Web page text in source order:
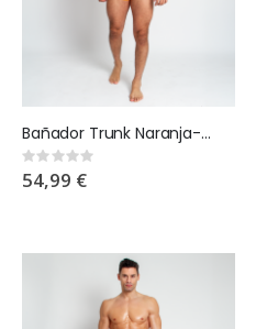
Bañador Trunk Naranja-Negro Panthera
Rating:
0%
54,99 €